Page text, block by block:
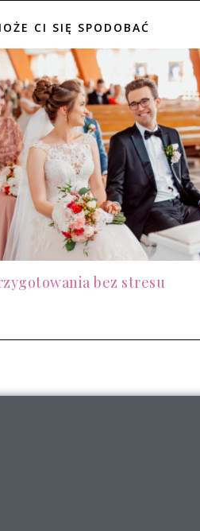
CI SIĘ SPODOBAĆ
bez stresu